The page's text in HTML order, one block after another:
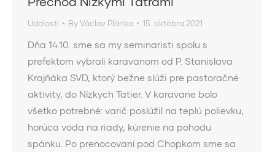
Udalosti ByVáclav Plánka 15. októbra 2021
Dňa 14.10. sme sa my seminaristi spolu s
prefektom vybrali karavanom od P. Stanislava
Krajňáka SVD, ktorý bežne slúži pre pastoračné
aktivity, do Nízkych Tatier. V karavane bolo
všetko potrebné: varič poslúžil na teplú polievku,
horúca voda na riady, kúrenie na pohodu
spánku. Po prenocovaní pod Chopkom sme sa